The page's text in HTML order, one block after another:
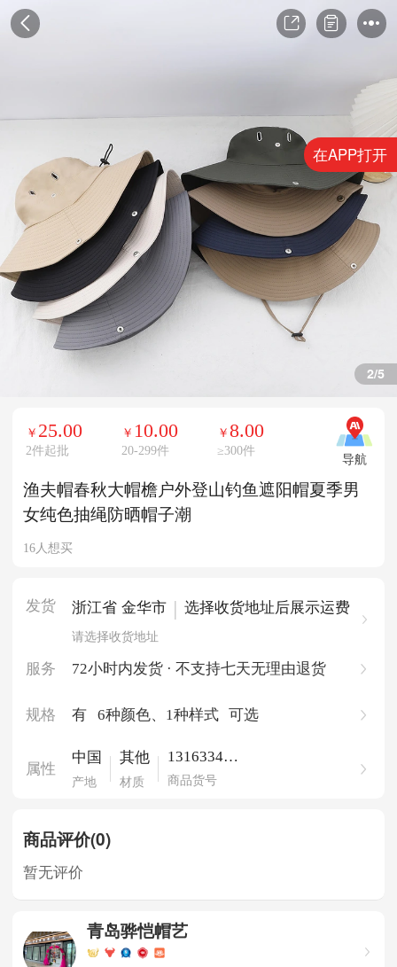
在APP打开
3/5
￥ 25.00
2件起批
￥ 10.00
20-299件
￥8.00
≥300件 导航
渔夫帽春秋大帽檐户外登山钓鱼遮阳帽夏季男
女纯色抽绳防晒帽子潮
16人想买
发货 浙江省 金华市 | 选择收货地址后展示运费
请选择收货地址
服务 72小时内发货 · 不支持七天无理由退货
规格 有 6种颜色、1种样式 可选
属性
中国
产地
其他
材质
131633488
2568
商品货号
商品评价(0)
暂无评价
青岛骅恺帽艺